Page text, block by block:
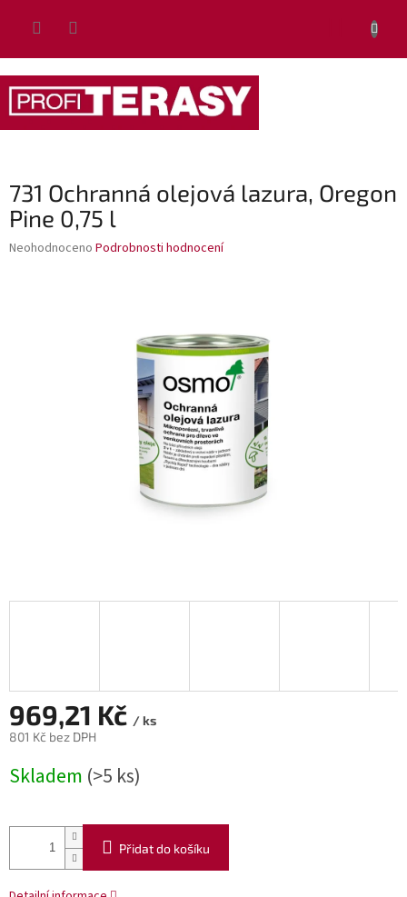
731 Ochranná olejová lazura, Oregon
Pine 0,75 l
Průměrné
Neohodnoceno Podrobnosti hodnocení
969,21 Kč / ks
801 Kč bez DPH
cena:
Skladem (>5 ks)
Přidat do košíku